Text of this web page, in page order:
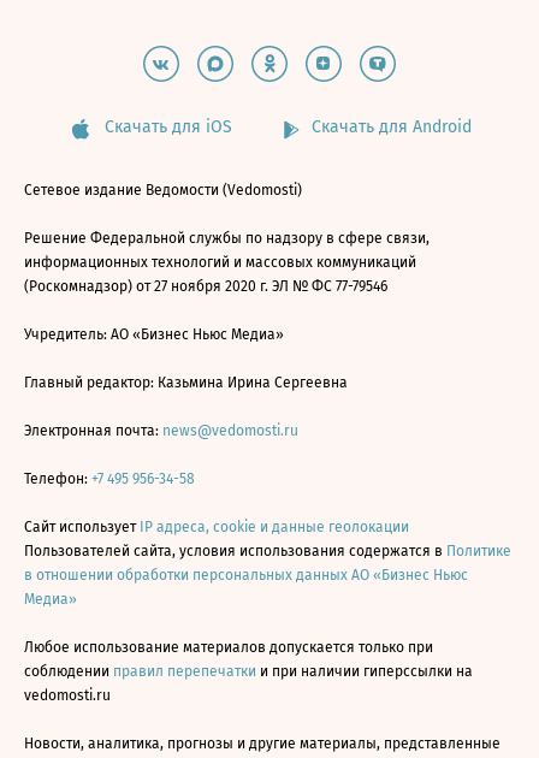
Скачать для iOS Скачать для Android
Сетевое издание Ведомости (Vedomosti)
Решение Федеральной службы по надзору в сфере связи,
информационных технологий и массовых коммуникаций
(Роскомнадзор) от 27 ноября 2020 г. ЭЛ № ФС 77-79546
Учредитель: АО «Бизнес Ньюс Медиа»
Главный редактор: Казьмина Ирина Сергеевна
Электронная почта: news@vedomosti.ru
Телефон: +7 495 956-34-58
Сайт использует IP адреса, cookie и данные геолокации
Пользователей сайта, условия использования содержатся в Политике
в отношении обработки персональных данных АО «Бизнес Ньюс
Медиа»
Любое использование материалов допускается только при
соблюдении правил перепечатки и при наличии гиперссылки на
vedomosti.ru
Новости, аналитика, прогнозы и другие материалы, представленные